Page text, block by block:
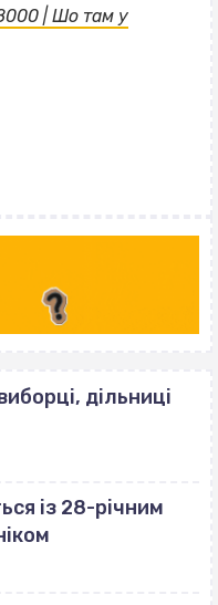
| Шо там у
дільниці
із 28-річним